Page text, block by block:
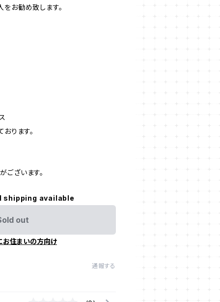
お勧め致します。
ります。
ざいます。
shipping available
out
お住まいの方向け
通報する